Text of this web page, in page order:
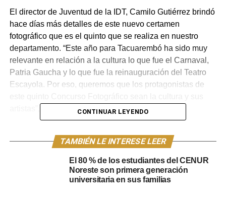
El director de Juventud de la IDT, Camilo Gutiérrez brindó
hace días más detalles de este nuevo certamen
fotográfico que es el quinto que se realiza en nuestro
departamento. “Este año para Tacuarembó ha sido muy
relevante en relación a la cultura lo que fue el Carnaval,
Patria Gaucha y lo que fue la reinauguración del Teatro
Escayola. Por eso, queremos que los protagonistas de
artistas”, dijo Gutiérrez.
años deben sacar fotos a artistas realizando su trabajo,
o la propia fotografía”.
CONTINUAR LEYENDO
TAMBIÉN LE INTERESE LEER
El 80 % de los estudiantes del CENUR
Noreste son primera generación
universitaria en sus familias